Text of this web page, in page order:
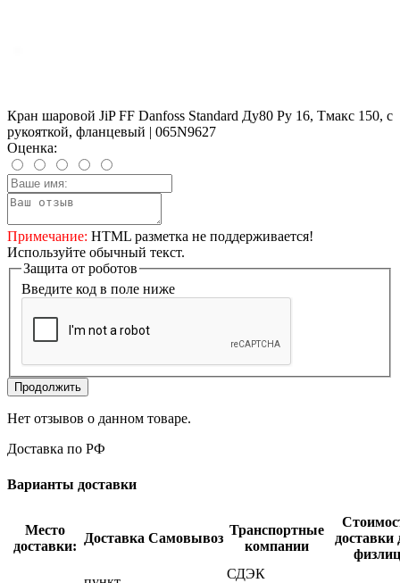
Кран шаровой JiP FF Danfoss Standard Ду80 Ру 16, Тмакс 150, с
рукояткой, фланцевый | 065N9627
Оценка:
Примечание: HTML разметка не поддерживается!
Используйте обычный текст.
Защита от роботов
Введите код в поле ниже
Продолжить
Нет отзывов о данном товаре.
Доставка по РФ
Варианты доставки
Место
доставки:
Доставка Самовывоз
Транспортные
компании
доставки
физлиц
СДЭК